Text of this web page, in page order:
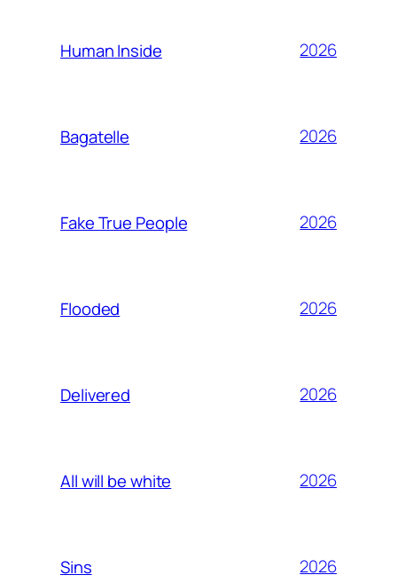
Human Inside 2026
Bagatelle 2026
Fake True People 2026
Flooded 2026
Delivered 2026
All will be white 2026
Sins 2026